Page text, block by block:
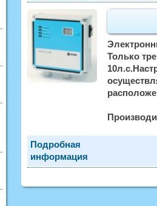
Только
Подробная
информация